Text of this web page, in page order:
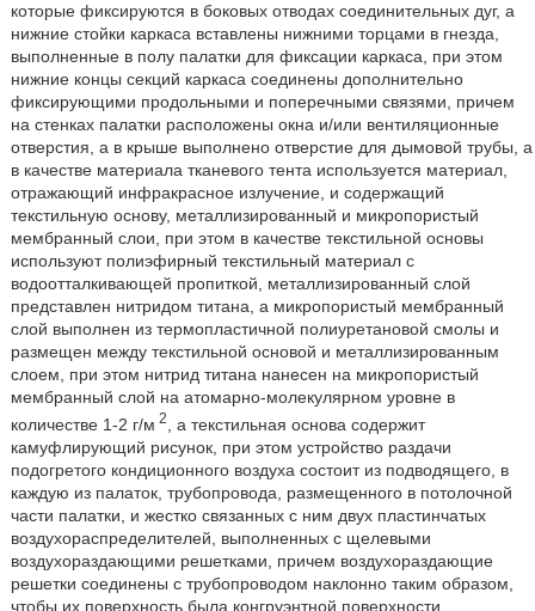
которые фиксируются в боковых отводах соединительных дуг, а
нижние стойки каркаса вставлены нижними торцами в гнезда,
выполненные в полу палатки для фиксации каркаса, при этом
нижние концы секций каркаса соединены дополнительно
фиксирующими продольными и поперечными связями, причем
на стенках палатки расположены окна и/или вентиляционные
отверстия, а в крыше выполнено отверстие для дымовой трубы, а
в качестве материала тканевого тента используется материал,
отражающий инфракрасное излучение, и содержащий
текстильную основу, металлизированный и микропористый
мембранный слои, при этом в качестве текстильной основы
используют полиэфирный текстильный материал с
водоотталкивающей пропиткой, металлизированный слой
представлен нитридом титана, а микропористый мембранный
слой выполнен из термопластичной полиуретановой смолы и
размещен между текстильной основой и металлизированным
слоем, при этом нитрид титана нанесен на микропористый
мембранный слой на атомарно-молекулярном уровне в
количестве 1-2 г/м 2
, а текстильная основа содержит
камуфлирующий рисунок, при этом устройство раздачи
подогретого кондиционного воздуха состоит из подводящего, в
каждую из палаток, трубопровода, размещенного в потолочной
части палатки, и жестко связанных с ним двух пластинчатых
воздухораспределителей, выполненных с щелевыми
воздухораздающими решетками, причем воздухораздающие
решетки соединены с трубопроводом наклонно таким образом,
чтобы их поверхность была конгруэнтной поверхности